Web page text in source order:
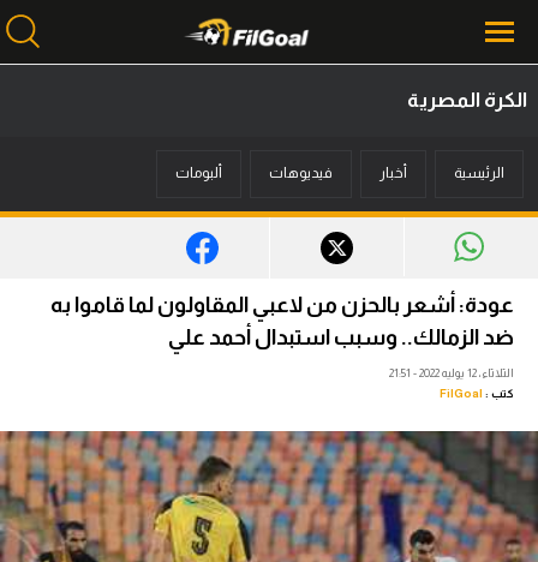
أخبار
ميركاتو
فانتازي في الجول
مسابقة التوقعات
فيديوهات
عدسات
الكرة المصرية
الرئيسية أخبار فيديوهات ألبومات
عودة: أشعر بالحزن من لاعبي المقاولون لما قاموا به
ضد الزمالك.. وسبب استبدال أحمد علي
الثلاثاء، 12 يوليه 2022 - 21:51
كتب : FilGoal